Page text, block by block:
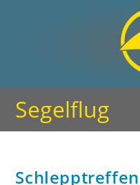
Segelflug